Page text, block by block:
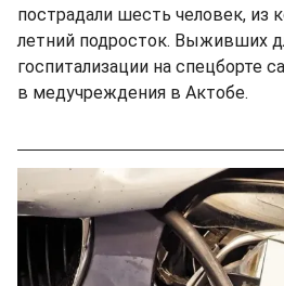
пострадали шесть человек, из
летний подросток. Выживших
госпитализации на спецборте
в медучреждения в Актобе.